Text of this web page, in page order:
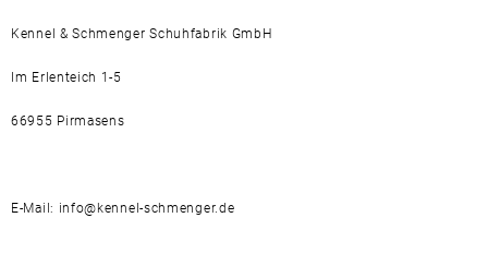
Kennel & Schmenger Schuhfabrik GmbH
Im Erlenteich 1-5
66955 Pirmasens
E-Mail: info@kennel-schmenger.de